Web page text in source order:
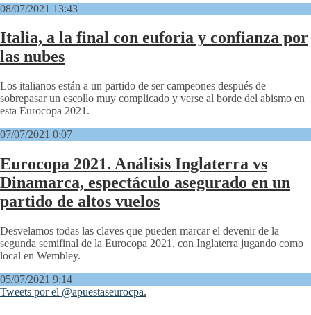
08/07/2021 13:43
Italia, a la final con euforia y confianza por
las nubes
Los italianos están a un partido de ser campeones después de
sobrepasar un escollo muy complicado y verse al borde del abismo en
esta Eurocopa 2021.
07/07/2021 0:07
Eurocopa 2021. Análisis Inglaterra vs
Dinamarca, espectáculo asegurado en un
partido de altos vuelos
Desvelamos todas las claves que pueden marcar el devenir de la
segunda semifinal de la Eurocopa 2021, con Inglaterra jugando como
local en Wembley.
05/07/2021 9:14
Tweets por el @apuestaseurocpa.